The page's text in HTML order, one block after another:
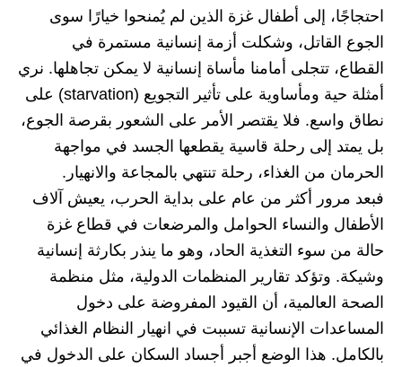
احتجاجًا، إلى أطفال غزة الذين لم يُمنحوا خيارًا سوى
الجوع القاتل، وشكلت أزمة إنسانية مستمرة في
القطاع، تتجلى أمامنا مأساة إنسانية لا يمكن تجاهلها. نري
أمثلة حية ومأساوية على تأثير التجويع (starvation) على
نطاق واسع. فلا يقتصر الأمر على الشعور بقرصة الجوع،
بل يمتد إلى رحلة قاسية يقطعها الجسد في مواجهة
الحرمان من الغذاء، رحلة تنتهي بالمجاعة والانهيار.
فبعد مرور أكثر من عام على بداية الحرب، يعيش آلاف
الأطفال والنساء الحوامل والمرضعات في قطاع غزة
حالة من سوء التغذية الحاد، وهو ما ينذر بكارثة إنسانية
وشيكة. وتؤكد تقارير المنظمات الدولية، مثل منظمة
الصحة العالمية، أن القيود المفروضة على دخول
المساعدات الإنسانية تسببت في انهيار النظام الغذائي
بالكامل. هذا الوضع أجبر أجساد السكان على الدخول في